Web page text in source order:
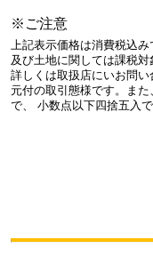
※ご注意
上記表示価格は消費税込
及び土地に関しては課税対
詳しくは取扱店にいお問い
元付の取引態様です。ま
で、 小数点以下四捨五入で